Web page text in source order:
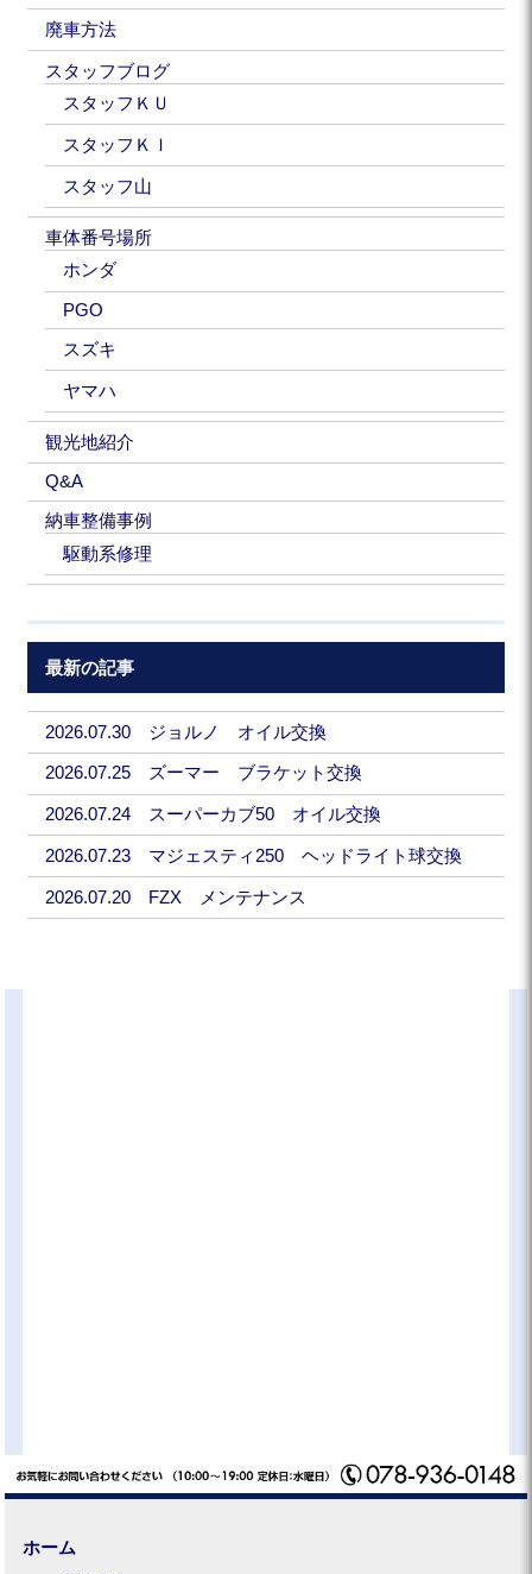
廃車方法
スタッフブログ
スタッフＫＵ
スタッフＫＩ
スタッフ山
車体番号場所
ホンダ
PGO
スズキ
ヤマハ
観光地紹介
Q&A
納車整備事例
駆動系修理
最新の記事
2026.07.30 ジョルノ オイル交換
2026.07.25 ズーマー ブラケット交換
2026.07.24 スーパーカブ50 オイル交換
2026.07.23 マジェスティ250 ヘッドライト球交換
2026.07.20 FZX メンテナンス
ホーム